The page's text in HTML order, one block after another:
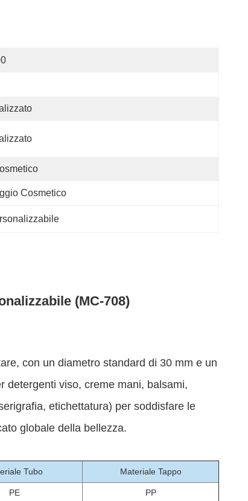
Cosmetico
(MC-708)
con un diametro standard di 30 mm e un
detergenti viso, creme mani, balsami,
etichettatura) per soddisfare le
globale della bellezza.
Tubo Materiale Tappo
PE PP